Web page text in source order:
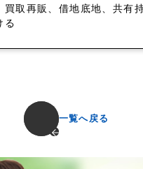
買取再販、借地底地、共有
る
一覧へ戻る